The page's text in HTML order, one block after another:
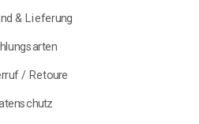
& Lieferung
/ Retoure